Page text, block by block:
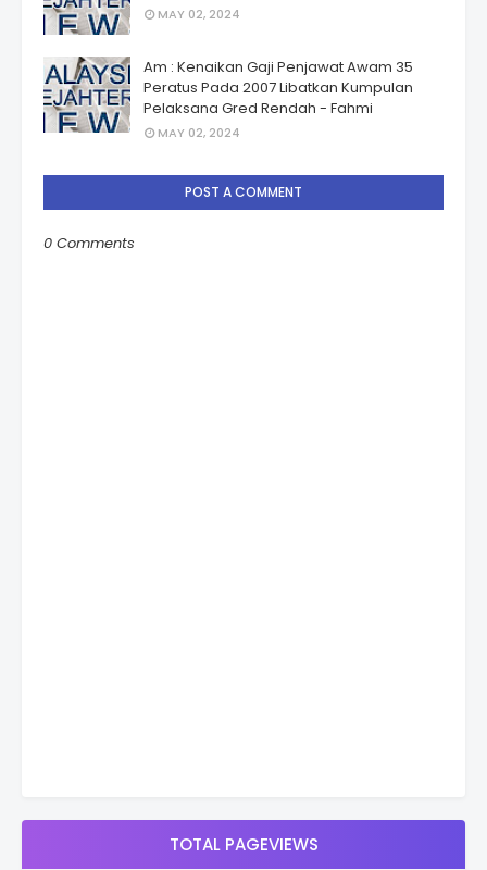
MAY 02, 2024
Am : Kenaikan Gaji Penjawat Awam 35
Peratus Pada 2007 Libatkan Kumpulan
Pelaksana Gred Rendah - Fahmi
MAY 02, 2024
POST A COMMENT
0 Comments
TOTAL PAGEVIEWS